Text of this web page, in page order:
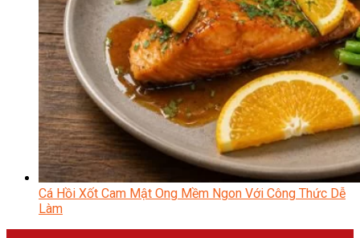
Cá Hồi Xốt Cam Mật Ong Mềm Ngon Với Công Thức Dễ
Làm